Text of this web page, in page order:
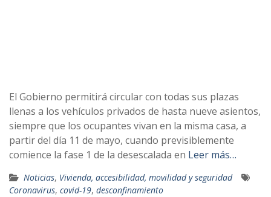
El Gobierno permitirá circular con todas sus plazas
llenas a los vehículos privados de hasta nueve asientos,
siempre que los ocupantes vivan en la misma casa, a
partir del día 11 de mayo, cuando previsiblemente
comience la fase 1 de la desescalada en Leer más…
Noticias, Vivienda, accesibilidad, movilidad y seguridad
Coronavirus, covid-19, desconfinamiento